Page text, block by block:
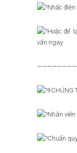
Nhấc
Hoặc để
vấn ngay
CHÚNG
Nhân
Chuẩn